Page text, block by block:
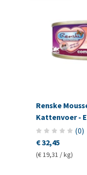
Renske
Kattenvoer -
(0)
€ 32,45
(€ 19,31 / kg)